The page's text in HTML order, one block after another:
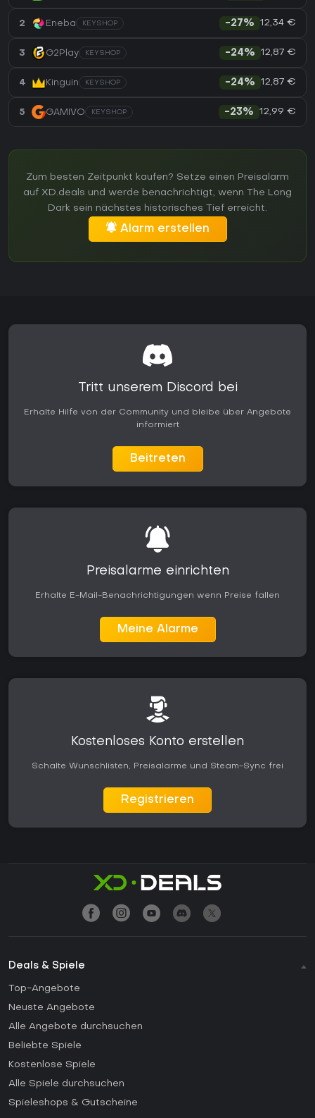
2 Eneba KEYSHOP -27% 12,34 €
3 G2Play KEYSHOP -24% 12,87 €
4 Kinguin KEYSHOP -24% 12,87 €
5 GAMIVO KEYSHOP -23% 12,99 €
Zum besten Zeitpunkt kaufen? Setze einen Preisalarm
auf XD.deals und werde benachrichtigt, wenn The Long
Dark sein nächstes historisches Tief erreicht.
Alarm erstellen
Tritt unserem Discord bei
Erhalte Hilfe von der Community und bleibe über Angebote
informiert
Beitreten
Preisalarme einrichten
Erhalte E-Mail-Benachrichtigungen wenn Preise fallen
Meine Alarme
Kostenloses Konto erstellen
Schalte Wunschlisten, Preisalarme und Steam-Sync frei
Registrieren
Deals & Spiele
Top-Angebote
Neuste Angebote
Alle Angebote durchsuchen
Beliebte Spiele
Kostenlose Spiele
Alle Spiele durchsuchen
Spieleshops & Gutscheine